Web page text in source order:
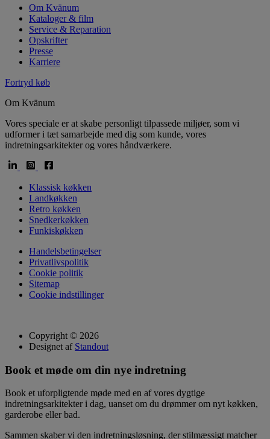
Om Kvänum
Kataloger & film
Service & Reparation
Opskrifter
Presse
Karriere
Fortryd køb
Om Kvänum
Vores speciale er at skabe personligt tilpassede miljøer, som vi
udformer i tæt samarbejde med dig som kunde, vores
indretningsarkitekter og vores håndværkere.
Klassisk køkken
Landkøkken
Retro køkken
Snedkerkøkken
Funkiskøkken
Handelsbetingelser
Privatlivspolitik
Cookie politik
Sitemap
Cookie indstillinger
Copyright © 2026
Designet af Standout
Book et møde om din nye indretning
Book et uforpligtende møde med en af vores dygtige
indretningsarkitekter i dag, uanset om du drømmer om nyt køkken,
garderobe eller bad.
Sammen skaber vi den indretningsløsning, der stilmæssigt matcher